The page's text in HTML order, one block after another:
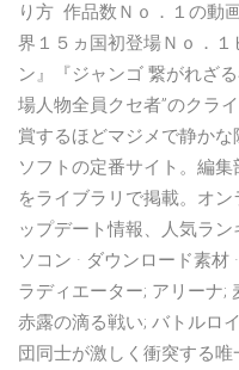
り方 作品数Ｎｏ．１の動
界１５ヵ国初登場Ｎｏ．
ン』『ジャンゴ 繋がれざ
場人物全員クセ者”のクラ
賞するほどマジメで静か
ソフトの定番サイト。編
をライブラリで掲載。オ
ップデート情報、人気ラ
ソコン · ダウンロード素材
ラディエーター; アリーナ;
赤露の滴る戦い; バトルロ
団同士が激しく衝突する